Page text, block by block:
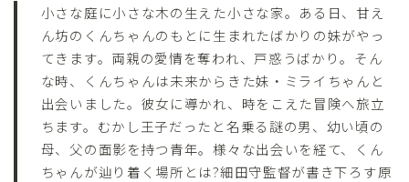
小さな庭に小さな木の生えた小さな家。ある日、甘え
ん坊のくんちゃんのもとに生まれたばかりの妹がやっ
てきます。両親の愛情を奪われ、戸惑うばかり。そん
な時、くんちゃんは未来からきた妹・ミライちゃんと
出会いました。彼女に導かれ、時をこえた冒険へ旅立
ちます。むかし王子だったと名乗る謎の男、幼い頃の
母、父の面影を持つ青年。様々な出会いを経て、くん
ちゃんが辿り着く場所とは?細田守監督が書き下ろす原